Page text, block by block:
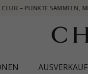
AUSVERKAUF